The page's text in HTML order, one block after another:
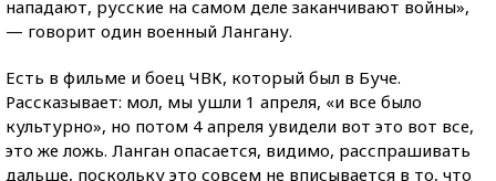
нападают, русские на самом деле заканчивают войны»,
— говорит один военный Лангану.
Есть в фильме и боец ЧВК, который был в Буче.
Рассказывает: мол, мы ушли 1 апреля, «и все было
культурно», но потом 4 апреля увидели вот это вот все,
это же ложь. Ланган опасается, видимо, расспрашивать
дальше, поскольку это совсем не вписывается в то, что